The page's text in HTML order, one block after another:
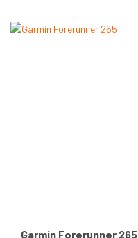
Garmin Forerunner 265